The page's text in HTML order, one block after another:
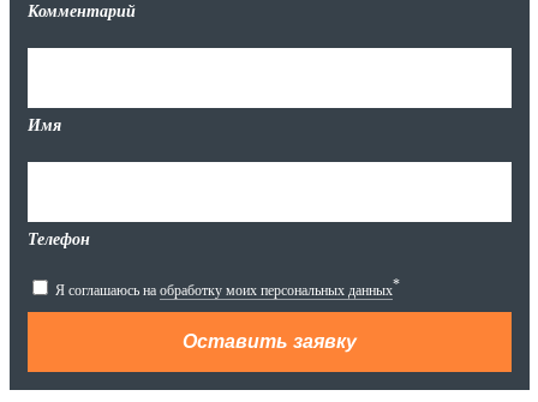
Комментарий
Имя
Телефон
Я соглашаюсь на обработку моих персональных данных*